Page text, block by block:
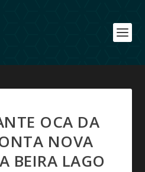
OCA DA
NOVA
BEIRA LAGO